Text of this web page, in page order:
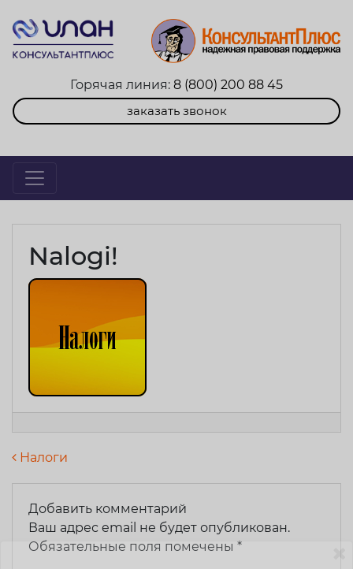
Горячая линия: 8 (800) 200 88 45
заказать звонок
Nalogi!
Навигация по записям
Налоги
Добавить комментарий
Ваш адрес email не будет опубликован.
Обязательные поля помечены *